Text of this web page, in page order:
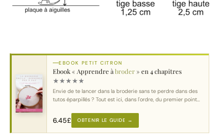
EBOOK PETIT CITRON
Ebook « Apprendre àbroder» en 4 chapitres
★★★★★
Envie de te lancer dans la broderie sans te perdre dans des
tutos éparpillés ? Tout est ici, dans l'ordre, du premier point
6.45£ OBTENIR LE GUIDE →